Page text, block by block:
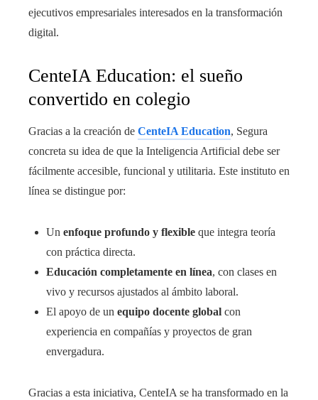
ejecutivos empresariales interesados en la transformación
digital.
CenteIA Education: el sueño
convertido en colegio
Gracias a la creación de CenteIA Education, Segura
concreta su idea de que la Inteligencia Artificial debe ser
fácilmente accesible, funcional y utilitaria. Este instituto en
línea se distingue por:
Un enfoque profundo y flexible que integra teoría
con práctica directa.
Educación completamente en línea, con clases en
vivo y recursos ajustados al ámbito laboral.
El apoyo de un equipo docente global con
experiencia en compañías y proyectos de gran
envergadura.
Gracias a esta iniciativa, CenteIA se ha transformado en la